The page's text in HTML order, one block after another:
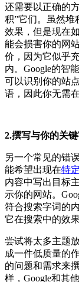
还需要以正确的
积”它们。虽然堆
效果，但是现在
能会损害你的网
价，因为它似乎
内。Google的智
可以识别你的站
语，因此你无需
2.撰写与你的关
另一个常见的错
能希望出现在特
内容中写出目标
示你的网站。
符合搜索字词的
它在搜索中的效
尝试将太多主题
成一件低质量的
的问题和需求来
样，Google和其